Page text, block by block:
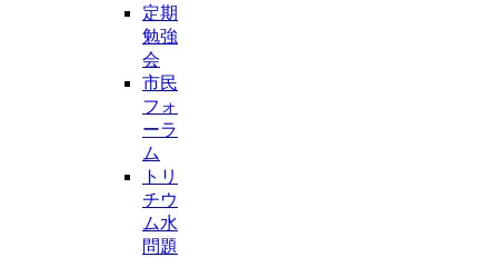
定期
勉強
会
市民
フォ
ーラ
ム
トリ
チウ
ム水
問題